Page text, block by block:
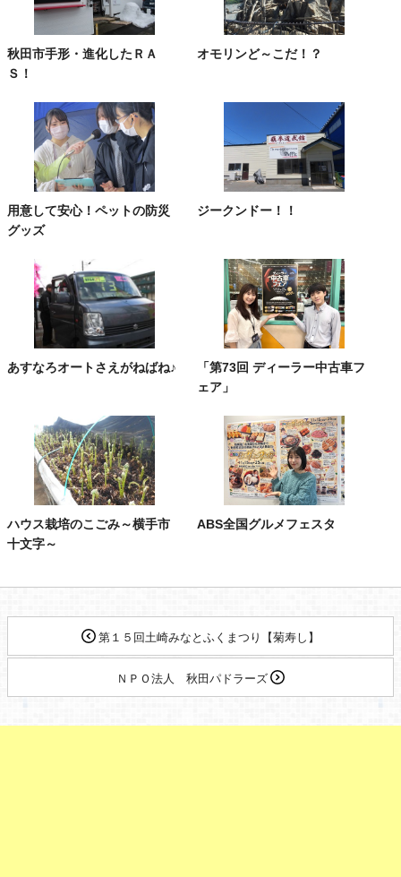
秋田市手形・進化したＲＡ
Ｓ！
オモリンど～こだ！？
用意して安心！ペットの防災
グッズ
ジークンドー！！
あすなろオートさえがねばね♪
「第73回 ディーラー中古車フ
ェア」
ハウス栽培のこごみ～横手市
十文字～
ABS全国グルメフェスタ
第１５回土崎みなとふくまつり【菊寿し】
ＮＰＯ法人 秋田パドラーズ